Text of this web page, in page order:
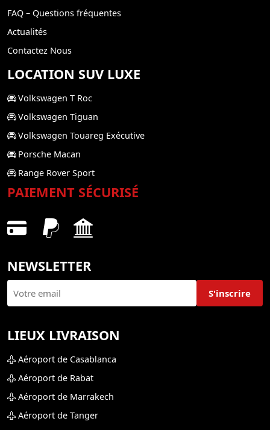
FAQ – Questions fréquentes
Actualités
Contactez Nous
LOCATION SUV LUXE
Volkswagen T Roc
Volkswagen Tiguan
Volkswagen Touareg Exécutive
Porsche Macan
Range Rover Sport
PAIEMENT SÉCURISÉ
NEWSLETTER
S'inscrire
LIEUX LIVRAISON
Aéroport de Casablanca
Aéroport de Rabat
Aéroport de Marrakech
Aéroport de Tanger